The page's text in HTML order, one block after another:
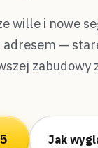
wille i nowe
—
zabudowy
Jak